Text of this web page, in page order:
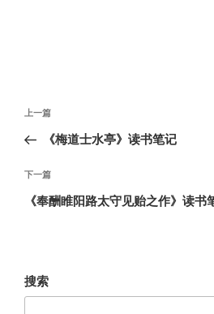
文
导
航
上
一
文
章
上一篇
《梅道士水亭》读书笔记
下
一
下一篇
《奉酬睢阳路太守见贻之作》读书
搜索